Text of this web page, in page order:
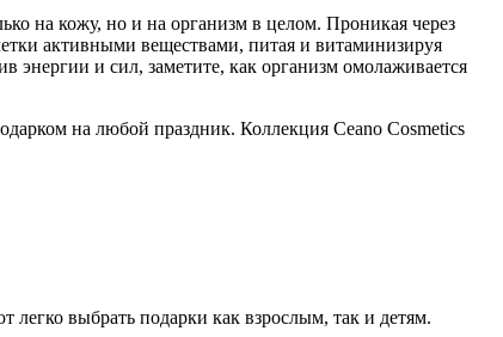
на кожу, но и на организм в целом. Проникая через
активными веществами, питая и витаминизируя
энергии и сил, заметите, как организм омолаживается
на любой праздник. Коллекция Ceano Cosmetics
легко выбрать подарки как взрослым, так и детям.